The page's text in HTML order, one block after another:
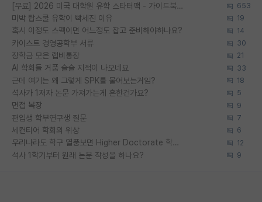
[무료] 2026 미국 대학원 유학 스타터팩 - 가이드북 & 합격자 컨택메일 템플릿 653
미박 탑스쿨 유학이 빡세진 이유 19
혹시 이정도 스펙이면 어느정도 잡고 준비해야하나요? 14
카이스트 경영공학부 서류 30
장학금 모은 랩비통장 21
AI 학회들 거품 슬슬 지적이 나오네요 33
근데 여기는 왜 그렇게 SPK를 물어보는거임? 18
석사가 1저자 논문 가져가는게 흔한건가요? 5
면접 복장 9
편입생 학부연구생 질문 7
세컨티어 학회의 위상 6
우리나라도 학구 열풍보면 Higher Doctorate 학위가 필요하다고 봅니다. 12
석사 1학기부터 원래 논문 작성을 하나요? 9